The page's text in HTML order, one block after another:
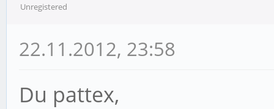
Unregistered
22.11.2012, 23:58
Du pattex,